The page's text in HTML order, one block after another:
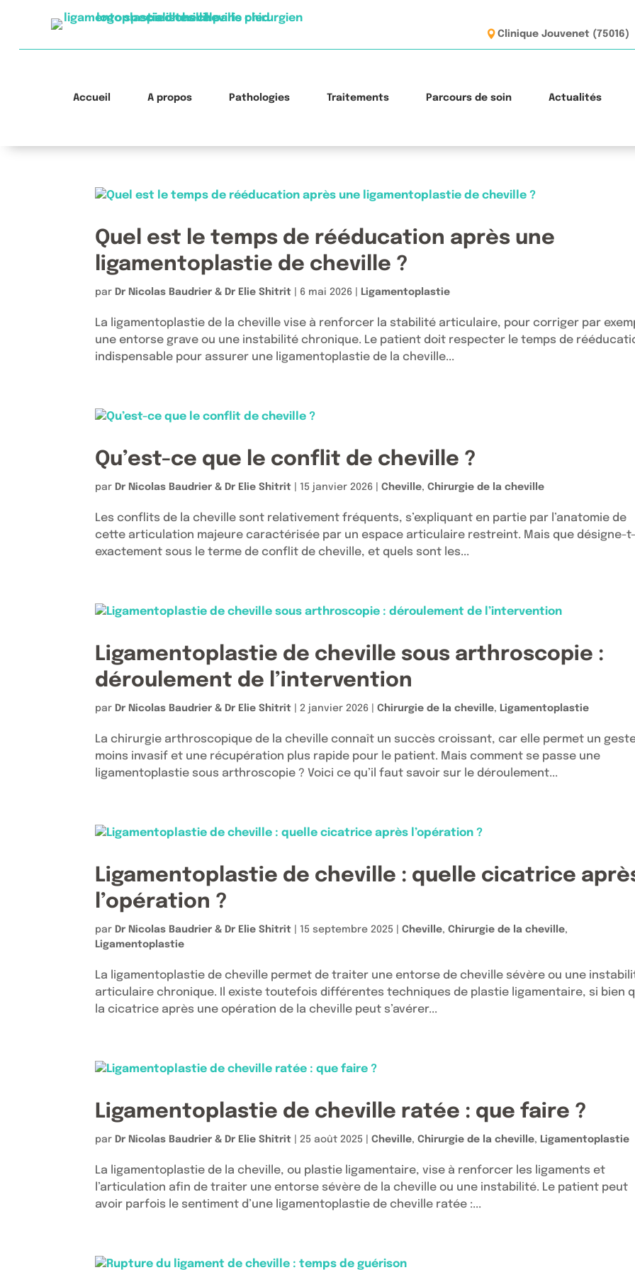
Clinique Jouvenet (75016)
Accueil À propos Pathologies Traitements Parcours de soin Actualités
Quel est le temps de rééducation après une
ligamentoplastie de cheville ?
par Dr Nicolas Baudrier & Dr Elie Shitrit 6 mai 2026 Ligamentoplastie
La ligamentoplastie de la cheville vise à renforcer la stabilité articulaire, pour corriger par
une entorse grave ou une instabilité chronique. Le patient doit respecter le temps de
indispensable pour assurer une ligamentoplastie de la cheville...
Qu’est-ce que le conflit de cheville ?
par Dr Nicolas Baudrier & Dr Elie Shitrit 15 janvier 2026 |Cheville,Chirurgie de la cheville
Les conflits de la cheville sont relativement fréquents, s’expliquant en partie par l’anatomie de
cette articulation majeure caractérisée par un espace articulaire restreint. Mais que désigne-
exactement sous le terme de conflit de cheville, et quels sont les...
Ligamentoplastie de cheville sous arthroscopie :
déroulement de l’intervention
par Dr Nicolas Baudrier & Dr Elie Shitrit |2 janvier 2026 |Chirurgie de la cheville, Ligamentoplastie
La chirurgie arthroscopique de la cheville connaît un succès croissant, car elle permet un
moins invasif et une récupération plus rapide pour le patient. Mais comment se passe une
ligamentoplastie sous arthroscopie ? Voici ce qu’il faut savoir sur le déroulement...
Ligamentoplastie de cheville : quelle cicatrice
l’opération ?
par Dr Nicolas Baudrier & Dr Elie Shitrit 15 septembre 2025 |Cheville,Chirurgie de la cheville,
Ligamentoplastie
La ligamentoplastie de cheville permet de traiter une entorse de cheville sévère ou une
articulaire chronique. Il existe toutefois différentes techniques de plastie ligamentaire, si bien
la cicatrice après une opération de la cheville peut s’avérer...
Ligamentoplastie de cheville ratée : que faire ?
par Dr Nicolas Baudrier & Dr Elie Shitrit |25 août 2025 |Cheville,Chirurgie de la cheville, Ligamentoplastie
La ligamentoplastie de la cheville, ou plastie ligamentaire, vise à renforcer les ligaments et
l’articulation afin de traiter une entorse sévère de la cheville ou une instabilité. Le patient peut
avoir parfois le sentiment d’une ligamentoplastie de cheville ratée :...